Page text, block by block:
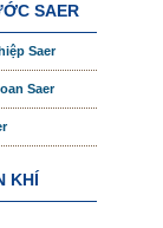
SAER
Saer
Saer
KHÍ